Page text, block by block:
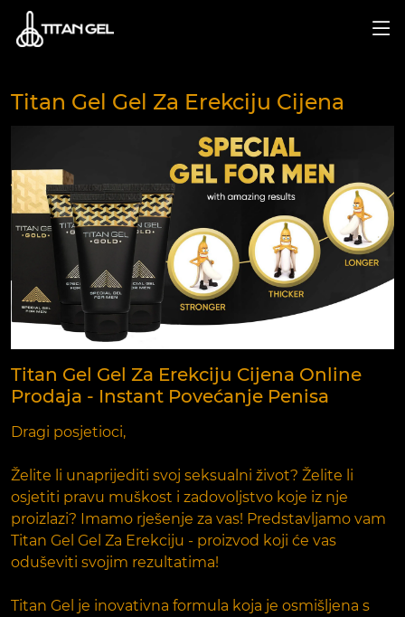
Titan Gel Gel Za Erekciju Cijena
Titan Gel Gel Za Erekciju Cijena Online
Prodaja - Instant Povećanje Penisa
Dragi posjetioci,
Želite li unaprijediti svoj seksualni život? Želite li
osjetiti pravu muškost i zadovoljstvo koje iz nje
proizlazi? Imamo rješenje za vas! Predstavljamo vam
Titan Gel Gel Za Erekciju - proizvod koji će vas
oduševiti svojim rezultatima!
Titan Gel je inovativna formula koja je osmišljena s